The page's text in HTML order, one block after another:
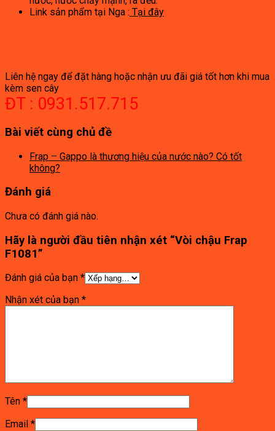
Link sản phẩm tại Nga : Tại đây
Liên hệ ngay để đặt hàng hoặc nhận ưu đãi giá tốt hơn khi mua
kèm sen cây
ĐT : 0931.517.715
Bài viết cùng chủ đề
Frap – Gappo là thương hiệu của nước nào? Có tốt
không?
Đánh giá
Chưa có đánh giá nào.
Hãy là người đầu tiên nhận xét “Vòi chậu Frap
F1081”
Đánh giá của bạn *
Nhận xét của bạn *
Tên *
Email *